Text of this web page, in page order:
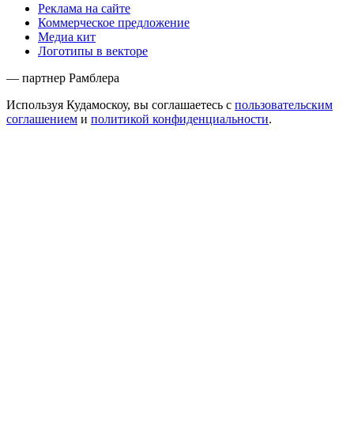
Реклама на сайте
Коммерческое предложение
Медиа кит
Логотипы в векторе
— партнер Рамблера
Используя Кудамоскоу, вы соглашаетесь с пользовательским
соглашением и политикой конфиденциальности.